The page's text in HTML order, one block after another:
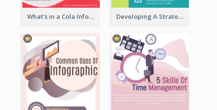
What's in a Cola Infographic Developing A Strategic Marketing Plan Infographic